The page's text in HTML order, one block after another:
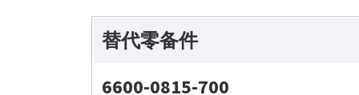
替代零备件
6600-0815-700